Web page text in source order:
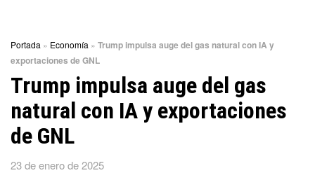
Portada » Economía » Trump impulsa auge del gas natural con IA y
exportaciones de GNL
Trump impulsa auge del gas
natural con IA y exportaciones
de GNL
23 de enero de 2025